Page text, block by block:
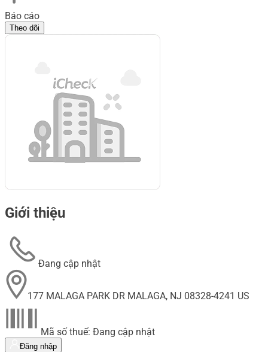
Báo cáo
Theo dõi
Giới thiệu
Đang cập nhật
177 MALAGA PARK DR MALAGA, NJ 08328-4241 US
Mã số thuế: Đang cập nhật
Đăng nhập